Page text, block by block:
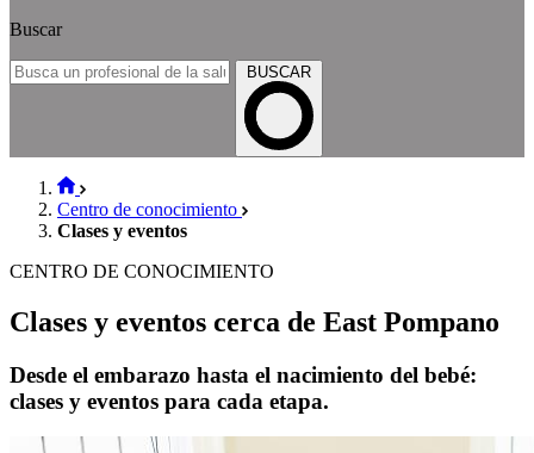
Buscar
BUSCAR
Centro de conocimiento
Clases y eventos
CENTRO DE CONOCIMIENTO
Clases y eventos cerca de East Pompano
Desde el embarazo hasta el nacimiento del bebé:
clases y eventos para cada etapa.